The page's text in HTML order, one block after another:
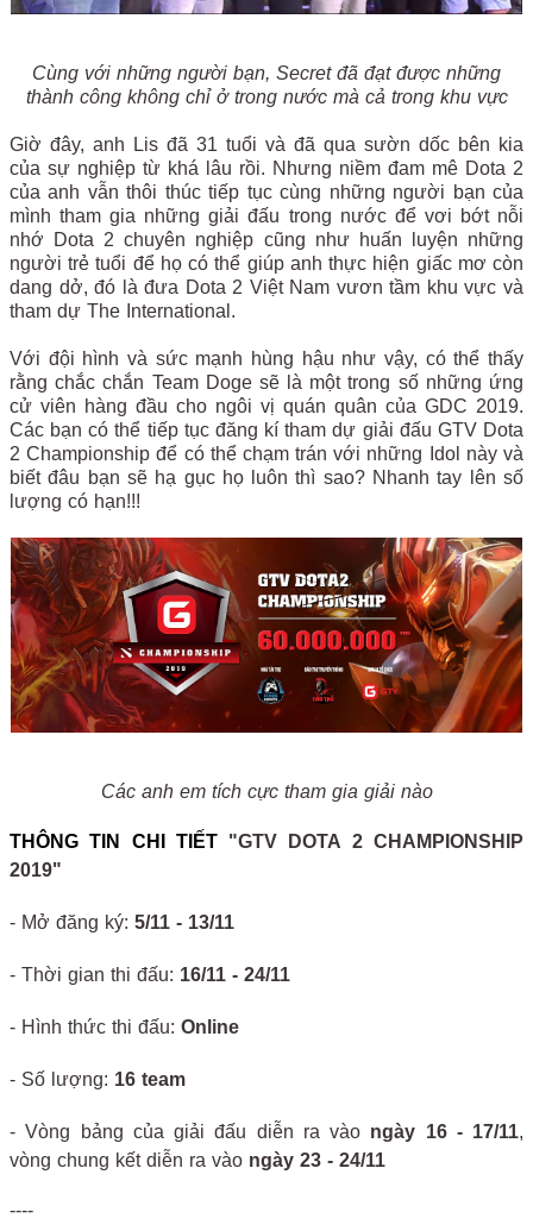
Cùng với những người bạn, Secret đã đạt được những
thành công không chỉ ở trong nước mà cả trong khu vực
Giờ đây, anh Lis đã 31 tuổi và đã qua sườn dốc bên kia
của sự nghiệp từ khá lâu rồi. Nhưng niềm đam mê Dota 2
của anh vẫn thôi thúc tiếp tục cùng những người bạn của
mình tham gia những giải đấu trong nước để vơi bớt nỗi
nhớ Dota 2 chuyên nghiệp cũng như huấn luyện những
người trẻ tuổi để họ có thể giúp anh thực hiện giấc mơ còn
dang dở, đó là đưa Dota 2 Việt Nam vươn tầm khu vực và
tham dự The International.
Với đội hình và sức mạnh hùng hậu như vậy, có thể thấy
rằng chắc chắn Team Doge sẽ là một trong số những ứng
cử viên hàng đầu cho ngôi vị quán quân của GDC 2019.
Các bạn có thể tiếp tục đăng kí tham dự giải đấu GTV Dota
2 Championship để có thể chạm trán với những Idol này và
biết đâu bạn sẽ hạ gục họ luôn thì sao? Nhanh tay lên số
lượng có hạn!!!
Các anh em tích cực tham gia giải nào
THÔNG TIN CHI TIẾT"GTV DOTA 2 CHAMPIONSHIP
2019"
- Mở đăng ký: 5/11 - 13/11
- Thời gian thi đấu: 16/11 - 24/11
- Hình thức thi đấu: Online
- Số lượng: 16 team
- Vòng bảng của giải đấu diễn ra vào ngày 16 - 17/11,
vòng chung kết diễn ra vào ngày 23 - 24/11
----